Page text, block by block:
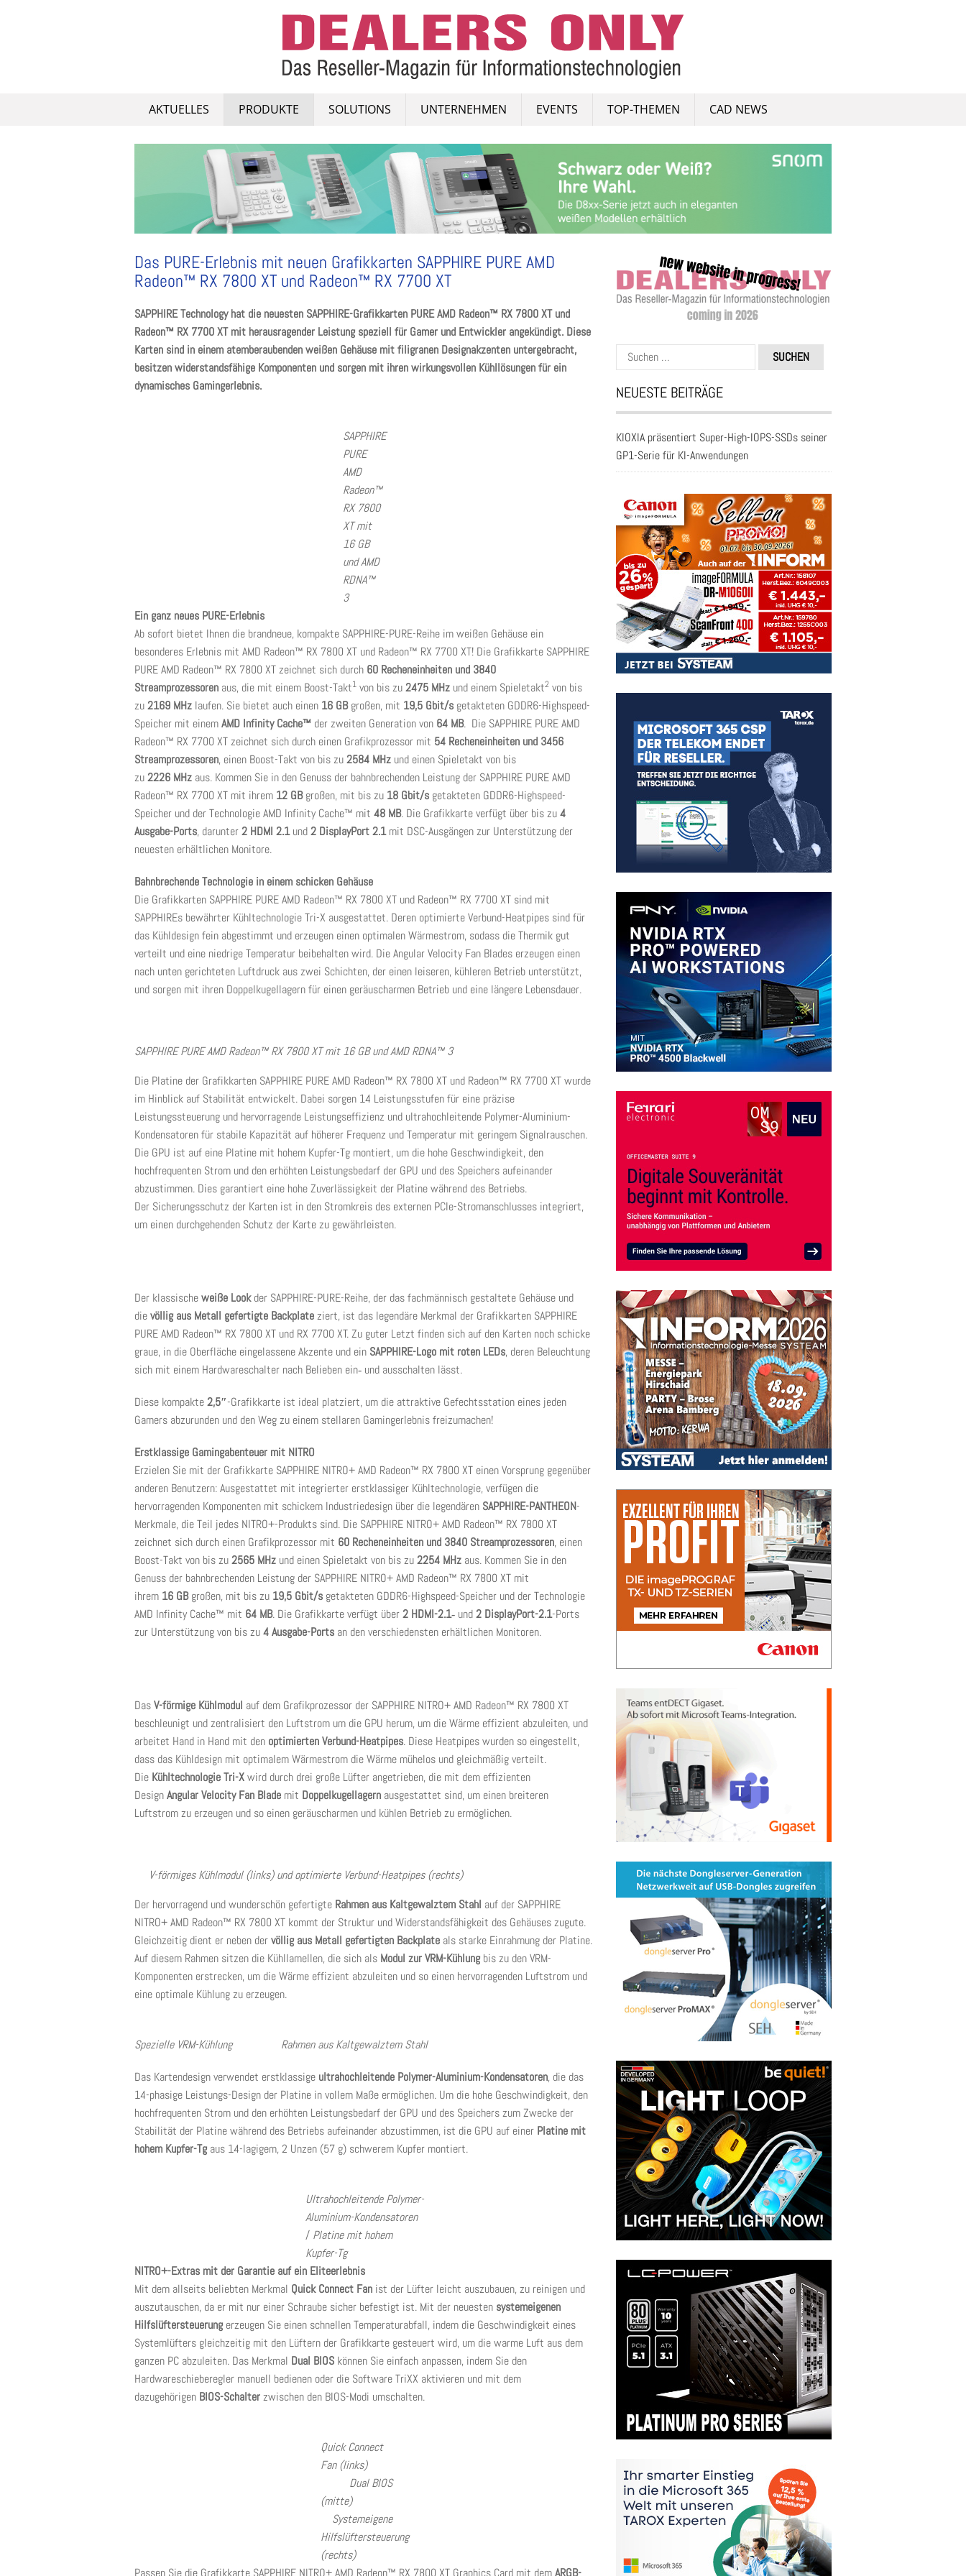
AKTUELLES PRODUKTE SOLUTIONS UNTERNEHMEN EVENTS TOP-THEMEN CAD NEWS
Das PURE-Erlebnis mit neuen Grafikkarten SAPPHIRE PURE AMD
Radeon™ RX 7800 XT und Radeon™ RX 7700 XT
SAPPHIRE Technology hat die neuesten SAPPHIRE-Grafikkarten PURE AMD Radeon™ RX 7800 XT und
Radeon™ RX 7700 XT mit herausragender Leistung speziell für Gamer und Entwickler angekündigt. Diese
Karten sind in einem atemberaubenden weißen Gehäuse mit filigranen Designakzenten untergebracht,
besitzen widerstandsfähige Komponenten und sorgen mit ihren wirkungsvollen Kühllösungen für ein
dynamisches Gamingerlebnis.
SAPPHIRE
PURE
AMD
Radeon™
RX 7800
XT mit
16 GB
und AMD
RDNA™
3
Ein ganz neues PURE-Erlebnis
Ab sofort bietet Ihnen die brandneue, kompakte SAPPHIRE-PURE-Reihe im weißen Gehäuse ein
besonderes Erlebnis mit AMD Radeon™ RX 7800 XT und Radeon™ RX 7700 XT! Die Grafikkarte SAPPHIRE
PURE AMD Radeon™ RX 7800 XT zeichnet sich durch 60 Recheneinheiten und 3840
Streamprozessoren aus, die mit einem Boost-Takt1 von bis zu2475 MHz und einem Spieletakt2 von bis
zu2169 MHz laufen. Sie bietet auch einen 16 GBgroßen, mit 19,5 Gbit/s getakteten GDDR6-Highspeed-
Speicher mit einemAMD Infinity Cache™ der zweiten Generation von 64 MB. Die SAPPHIRE PURE AMD
Radeon™ RX 7700 XT zeichnet sich durch einen Grafikprozessor mit 54 Recheneinheiten und 3456
Streamprozessoren, einen Boost-Takt von bis zu2584 MHz und einen Spieletakt von bis
zu2226 MHz aus. Kommen Sie in den Genuss der bahnbrechenden Leistung der SAPPHIRE PURE AMD
Radeon™ RX 7700 XT mit ihrem 12 GBgroßen, mit bis zu 18 Gbit/s getakteten GDDR6-Highspeed-
Speicher und der Technologie AMD Infinity Cache™ mit 48 MB. Die Grafikkarte verfügt über bis zu4
Ausgabe-Ports, darunter2 HDMI 2.1und2 DisplayPort 2.1mit DSC-Ausgängen zur Unterstützung der
neuesten erhältlichen Monitore.
Bahnbrechende Technologie in einem schicken Gehäuse
Die Grafikkarten SAPPHIRE PURE AMD Radeon™ RX 7800 XT und Radeon™ RX 7700 XT sind mit
SAPPHIREs bewährter Kühltechnologie Tri-X ausgestattet. Deren optimierte Verbund-Heatpipes sind für
das Kühldesign fein abgestimmt und erzeugen einen optimalen Wärmestrom, sodass die Thermik gut
verteilt und eine niedrige Temperatur beibehalten wird. Die Angular Velocity Fan Blades erzeugen einen
nach unten gerichteten Luftdruck aus zwei Schichten, der einen leiseren, kühleren Betrieb unterstützt,
und sorgen mit ihren Doppelkugellagern für einen geräuscharmen Betrieb und eine längere Lebensdauer.
SAPPHIRE PURE AMD Radeon™ RX 7800 XT mit 16 GB und AMD RDNA™ 3
Die Platine der Grafikkarten SAPPHIRE PURE AMD Radeon™ RX 7800 XT und Radeon™ RX 7700 XT wurde
im Hinblick auf Stabilität entwickelt. Dabei sorgen 14 Leistungsstufen für eine präzise
Leistungssteuerung und hervorragende Leistungseffizienz und ultrahochleitende Polymer-Aluminium-
Kondensatoren für stabile Kapazität auf höherer Frequenz und Temperatur mit geringem Signalrauschen.
Die GPU ist auf eine Platine mit hohem Kupfer-Tg montiert, um die hohe Geschwindigkeit, den
hochfrequenten Strom und den erhöhten Leistungsbedarf der GPU und des Speichers aufeinander
abzustimmen. Dies garantiert eine hohe Zuverlässigkeit der Platine während des Betriebs.
Der Sicherungsschutz der Karten ist in den Stromkreis des externen PCIe-Stromanschlusses integriert,
um einen durchgehenden Schutz der Karte zu gewährleisten.
Der klassischeweiße Lookder SAPPHIRE-PURE-Reihe, der das fachmännisch gestaltete Gehäuse und
dievöllig aus Metall gefertigte Backplateziert, ist das legendäre Merkmal der Grafikkarten SAPPHIRE
PURE AMD Radeon™ RX 7800 XT und RX 7700 XT. Zu guter Letzt finden sich auf den Karten noch schicke
graue, in die Oberfläche eingelassene Akzente und ein SAPPHIRE-Logo mit roten LEDs, deren Beleuchtung
sich mit einem Hardwareschalter nach Belieben ein‑ und ausschalten lässt.
Diese kompakte2,5″-Grafikkarte ist ideal platziert, um die attraktive Gefechtsstation eines jeden
Gamers abzurunden und den Weg zu einem stellaren Gamingerlebnis freizumachen!
Erstklassige Gamingabenteuer mit NITRO
Erzielen Sie mit der Grafikkarte SAPPHIRE NITRO+ AMD Radeon™ RX 7800 XT einen Vorsprung gegenüber
anderen Benutzern: Ausgestattet mit integrierter erstklassiger Kühltechnologie, verfügen die
hervorragenden Komponenten mit schickem Industriedesign über die legendären SAPPHIRE-PANTHEON-
Merkmale, die Teil jedes NITRO+-Produkts sind. Die SAPPHIRE NITRO+ AMD Radeon™ RX 7800 XT
zeichnet sich durch einen Grafikprozessor mit 60 Recheneinheiten und 3840 Streamprozessoren, einen
Boost-Takt von bis zu2565 MHz und einen Spieletakt von bis zu2254 MHz aus. Kommen Sie in den
Genuss der bahnbrechenden Leistung der SAPPHIRE NITRO+ AMD Radeon™ RX 7800 XT mit
ihrem 16 GBgroßen, mit bis zu 19,5 Gbit/s getakteten GDDR6-Highspeed-Speicher und der Technologie
AMD Infinity Cache™ mit 64 MB. Die Grafikkarte verfügt über2 HDMI-2.1‑ und2 DisplayPort-2.1-Ports
zur Unterstützung von bis zu4 Ausgabe-Ports an den verschiedensten erhältlichen Monitoren.
DasV-förmige Kühlmodul auf dem Grafikprozessor der SAPPHIRE NITRO+ AMD Radeon™ RX 7800 XT
beschleunigt und zentralisiert den Luftstrom um die GPU herum, um die Wärme effizient abzuleiten, und
arbeitet Hand in Hand mit den optimierten Verbund-Heatpipes. Diese Heatpipes wurden so eingestellt,
dass das Kühldesign mit optimalem Wärmestrom die Wärme mühelos und gleichmäßig verteilt.
Die Kühltechnologie Tri-Xwird durch drei große Lüfter angetrieben, die mit dem effizienten
DesignAngular Velocity Fan Blade mit Doppelkugellagern ausgestattet sind, um einen breiteren
Luftstrom zu erzeugen und so einen geräuscharmen und kühlen Betrieb zu ermöglichen.
V-förmiges Kühlmodul (links) und optimierte Verbund-Heatpipes (rechts)
Der hervorragend und wunderschön gefertigte Rahmen aus Kaltgewalztem Stahl auf der SAPPHIRE
NITRO+ AMD Radeon™ RX 7800 XT kommt der Struktur und Widerstandsfähigkeit des Gehäuses zugute.
Gleichzeitig dient er neben dervöllig aus Metall gefertigten Backplate als starke Einrahmung der Platine.
Auf diesem Rahmen sitzen die Kühllamellen, die sich als Modul zur VRM-Kühlung bis zu den VRM-
Komponenten erstrecken, um die Wärme effizient abzuleiten und so einen hervorragenden Luftstrom und
eine optimale Kühlung zu erzeugen.
Spezielle VRM-Kühlung Rahmen aus Kaltgewalztem Stahl
Das Kartendesign verwendet erstklassige ultrahochleitende Polymer-Aluminium-Kondensatoren, die das
14-phasige Leistungs-Design der Platine in vollem Maße ermöglichen. Um die hohe Geschwindigkeit, den
hochfrequenten Strom und den erhöhten Leistungsbedarf der GPU und des Speichers zum Zwecke der
Stabilität der Platine während des Betriebs aufeinander abzustimmen, ist die GPU auf einer Platine mit
hohem Kupfer-Tg aus 14-lagigem, 2 Unzen (57 g) schwerem Kupfer montiert.
Ultrahochleitende Polymer-
Aluminium-Kondensatoren
/ Platine mit hohem
Kupfer-Tg
NITRO+-Extras mit der Garantie auf ein Eliteerlebnis
Mit dem allseits beliebten Merkmal Quick Connect Fan ist der Lüfter leicht auszubauen, zu reinigen und
auszutauschen, da er mit nur einer Schraube sicher befestigt ist. Mit der neuesten systemeigenen
Hilfslüftersteuerung erzeugen Sie einen schnellen Temperaturabfall, indem die Geschwindigkeit eines
Systemlüfters gleichzeitig mit den Lüftern der Grafikkarte gesteuert wird, um die warme Luft aus dem
ganzen PC abzuleiten. Das Merkmal Dual BIOS können Sie einfach anpassen, indem Sie den
Hardwareschieberegler manuell bedienen oder die Software TriXX aktivieren und mit dem
dazugehörigen BIOS-Schalterzwischen den BIOS-Modi umschalten.
Quick Connect
Fan (links)
Dual BIOS
(mitte)
Systemeigene
Hilfslüftersteuerung
(rechts)
Passen Sie die Grafikkarte SAPPHIRE NITRO+ AMD Radeon™ RX 7800 XT Graphics Card mit demARGB-
Suchen
nach:
NEUESTE BEITRÄGE
KIOXIA präsentiert Super-High-IOPS-SSDs seiner
GP1-Serie für KI-Anwendungen